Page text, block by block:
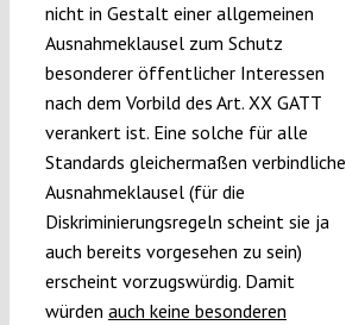
nicht in Gestalt einer allgemeinen
Ausnahmeklausel zum Schutz
besonderer öffentlicher Interessen
nach dem Vorbild des Art. XX GATT
verankert ist. Eine solche für alle
Standards gleichermaßen verbindliche
Ausnahmeklausel (für die
Diskriminierungsregeln scheint sie ja
auch bereits vorgesehen zu sein)
erscheint vorzugswürdig. Damit
würden auch keine besonderen